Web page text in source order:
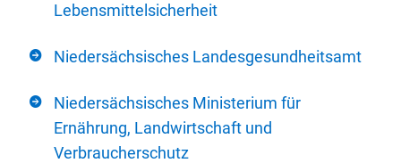
Lebensmittelsicherheit
Niedersächsisches Landesgesundheitsamt
Niedersächsisches Ministerium für
Ernährung, Landwirtschaft und
Verbraucherschutz